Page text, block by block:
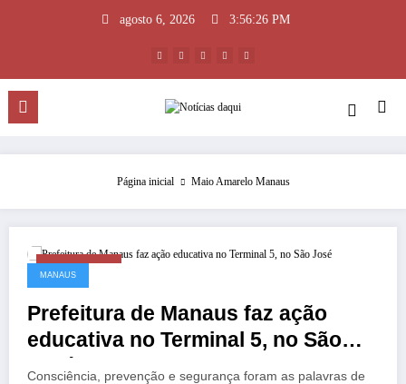
agosto 6, 2026 3:56:27 PM
Página inicial Maio Amarelo Manaus
MANAUS
Prefeitura de Manaus faz ação
educativa no Terminal 5, no São
José
Consciência, prevenção e segurança foram as palavras de